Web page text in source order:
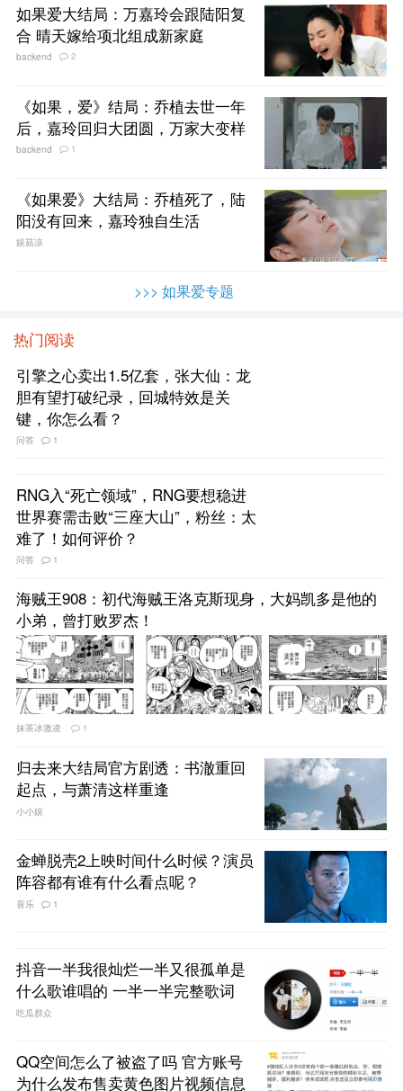
如果爱大结局：万嘉玲会跟陆阳复
合 晴天嫁给项北组成新家庭
backend 2
《如果，爱》结局：乔植去世一年
后，嘉玲回归大团圆，万家大变样
backend 1
《如果爱》大结局：乔植死了，陆
阳没有回来，嘉玲独自生活
娱菇凉
>>> 如果爱专题
热门阅读
引擎之心卖出1.5亿套，张大仙：龙
胆有望打破纪录，回城特效是关
键，你怎么看？
问答 1
RNG入“死亡领域”，RNG要想稳进
世界赛需击败“三座大山”，粉丝：太
难了！如何评价？
问答 1
海贼王908：初代海贼王洛克斯现身，大妈凯多是他的
小弟，曾打败罗杰！
抹茶冰激凌 1
归去来大结局官方剧透：书澈重回
起点，与萧清这样重逢
小小娱
金蝉脱壳2上映时间什么时候？演员
阵容都有谁有什么看点呢？
喜乐 1
抖音一半我很灿烂一半又很孤单是
什么歌谁唱的 一半一半完整歌词
吃瓜群众
QQ空间怎么了被盗了吗 官方账号
为什么发布售卖黄色图片视频信息